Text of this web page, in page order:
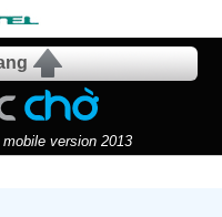
version 2013